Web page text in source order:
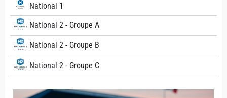
National 1
National 2 - Groupe A
National 2 - Groupe B
National 2 - Groupe C